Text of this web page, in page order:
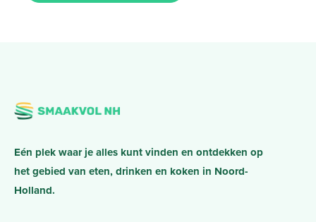
Eén plek waar je alles kunt vinden en ontdekken op
het gebied van eten, drinken en koken in Noord-
Holland.